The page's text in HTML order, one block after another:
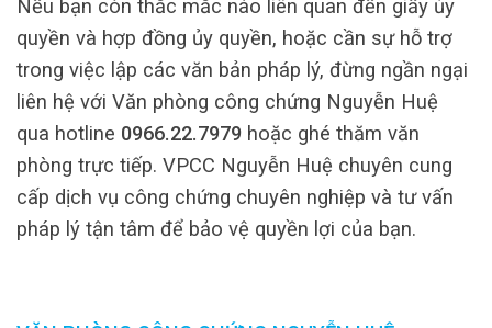
Nếu bạn còn thắc mắc nào liên quan đến giấy ủy
quyền và hợp đồng ủy quyền, hoặc cần sự hỗ trợ
trong việc lập các văn bản pháp lý, đừng ngần ngại
liên hệ với Văn phòng công chứng Nguyễn Huệ
qua hotline 0966.22.7979 hoặc ghé thăm văn
phòng trực tiếp. VPCC Nguyễn Huệ chuyên cung
cấp dịch vụ công chứng chuyên nghiệp và tư vấn
pháp lý tận tâm để bảo vệ quyền lợi của bạn.